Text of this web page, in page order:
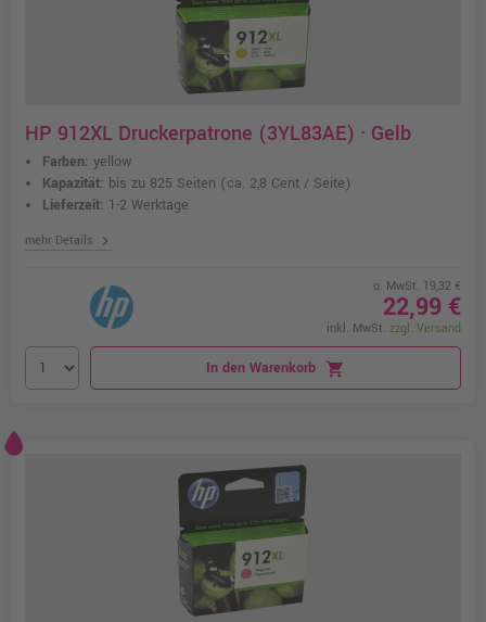
HP 912XL Druckerpatrone (3YL83AE) · Gelb
Farben: yellow
Kapazität: bis zu 825 Seiten (ca. 2,8 Cent / Seite)
Lieferzeit: 1-2 Werktage
mehr Details chevron_right
o. MwSt. 19,32 €
22,99 €
inkl. MwSt. zzgl. Versand
In den Warenkorb shopping_cart